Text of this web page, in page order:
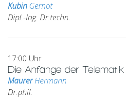
Kubin Gernot
Dipl.-Ing. Dr.techn.
17:00 Uhr
Die Anfänge der Telematik
MaurerHermann
Dr.phil.